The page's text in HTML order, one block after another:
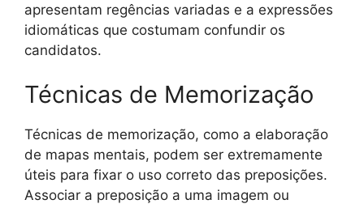
apresentam regências variadas e a expressões
idiomáticas que costumam confundir os
candidatos.
Técnicas de Memorização
Técnicas de memorização, como a elaboração
de mapas mentais, podem ser extremamente
úteis para fixar o uso correto das preposições.
Associar a preposição a uma imagem ou